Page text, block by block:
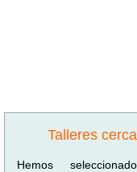
Talleres
Hemos